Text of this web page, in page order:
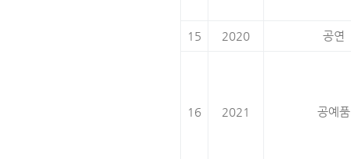
15 2020 공연
16 2021 공예품